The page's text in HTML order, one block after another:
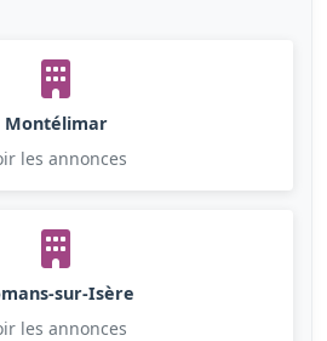
Montélimar
les annonces
sur-Isère
les annonces